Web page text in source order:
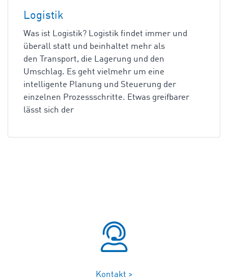
Logistik
Was ist Logistik? Logistik findet immer und
überall statt und beinhaltet mehr als
den Transport, die Lagerung und den
Umschlag. Es geht vielmehr um eine
intelligente Planung und Steuerung der
einzelnen Prozessschritte. Etwas greifbarer
lässt sich der
Kontakt >